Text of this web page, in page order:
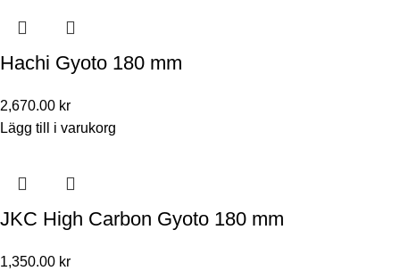
Hachi Gyoto 180 mm
2,670.00 kr
Lägg till i varukorg
JKC High Carbon Gyoto 180 mm
1,350.00 kr